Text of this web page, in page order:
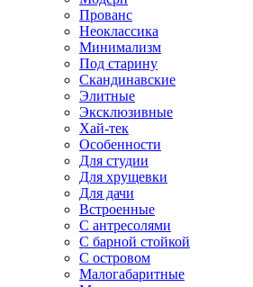
Прованс
Неоклассика
Минимализм
Под старину
Скандинавские
Элитные
Эксклюзивные
Хай-тек
Особенности
Для студии
Для хрущевки
Для дачи
Встроенные
С антресолями
С барной стойкой
С островом
Малогабаритные